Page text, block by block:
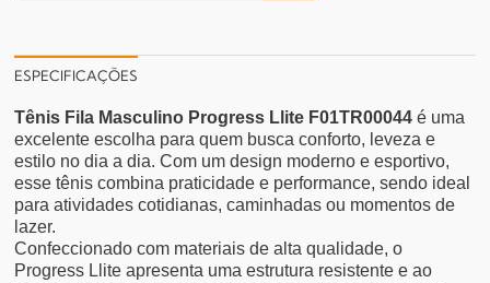
ESPECIFICAÇÕES
Tênis Fila Masculino Progress Llite F01TR00044 é uma
excelente escolha para quem busca conforto, leveza e
estilo no dia a dia. Com um design moderno e esportivo,
esse tênis combina praticidade e performance, sendo ideal
para atividades cotidianas, caminhadas ou momentos de
lazer.
Confeccionado com materiais de alta qualidade, o
Progress Llite apresenta uma estrutura resistente e ao